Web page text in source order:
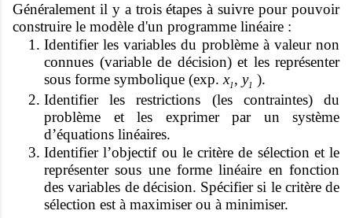
Généralement il y a trois étapes à suivre pour pouvoir
construire le modèle d'un programme linéaire :
Identifier les variables du problème à valeur non
connues (variable de décision) et les représenter
sous forme symbolique (exp.x1 , y1 ).
Identifier les restrictions (les contraintes) du
problème et les exprimer par un système
d’équations linéaires.
Identifier l’objectif ou le critère de sélection et le
représenter sous une forme linéaire en fonction
des variables de décision. Spécifier si le critère de
sélection est à maximiser ou à minimiser.